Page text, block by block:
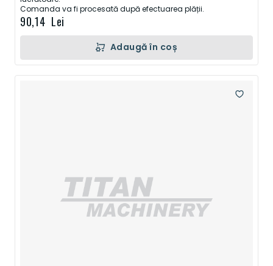
Comanda va fi procesată după efectuarea plății.
90,14 Lei
Adaugă în coș